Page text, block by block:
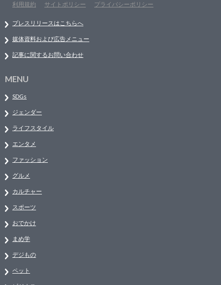
利用規約
サイトポリシー プライバシーポリシー
プレスリリースはこちらへ
媒体資料および広告メニュー
記事に関するお問い合わせ
MENU
SDGs
ジェンダー
ライフスタイル
エンタメ
ファッション
グルメ
カルチャー
スポーツ
おでかけ
まめ学
デジもの
ペット